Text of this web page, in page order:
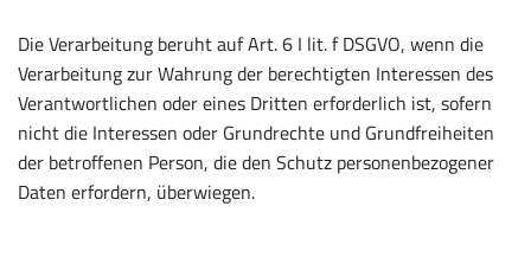
Die Verarbeitung beruht auf Art. 6 I lit. f DSGVO, wenn die
Verarbeitung zur Wahrung der berechtigten Interessen des
Verantwortlichen oder eines Dritten erforderlich ist, sofern
nicht die Interessen oder Grundrechte und Grundfreiheiten
der betroffenen Person, die den Schutz personenbezogener
Daten erfordern, überwiegen.